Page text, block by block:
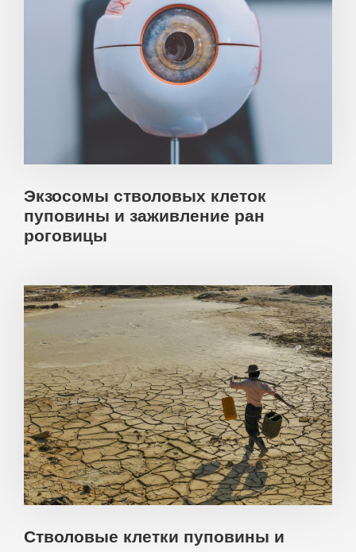
Экзосомы стволовых клеток
пуповины и заживление ран
роговицы
Стволовые клетки пуповины и